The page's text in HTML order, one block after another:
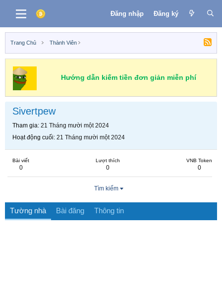
Đăng nhập Đăng ký
Trang Chủ Thành Viên
Hướng dẫn kiếm tiền đơn giản miễn phí
Sivertpew
Tham gia 21 Tháng mười một 2024
Hoạt động cuối 21 Tháng mười một 2024
Bài viết
0
Lượt thích
0
VNB Token
0
Tìm kiếm
Tường nhà Bài đăng Thông tin